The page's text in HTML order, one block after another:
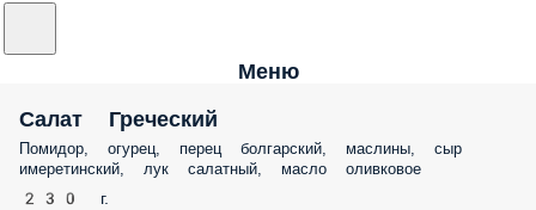
Меню
Салат Греческий
Помидор, огурец, перец болгарский, маслины, сыр
имеретинский, лук салатный, масло оливковое
230 г.